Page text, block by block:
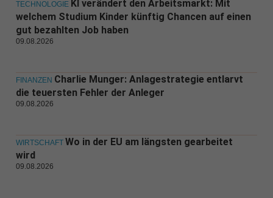
TECHNOLOGIE KI verändert den Arbeitsmarkt: Mit
welchem Studium Kinder künftig Chancen auf einen
gut bezahlten Job haben
09.08.2026
FINANZEN Charlie Munger: Anlagestrategie entlarvt
die teuersten Fehler der Anleger
09.08.2026
WIRTSCHAFT Wo in der EU am längsten gearbeitet
wird
09.08.2026